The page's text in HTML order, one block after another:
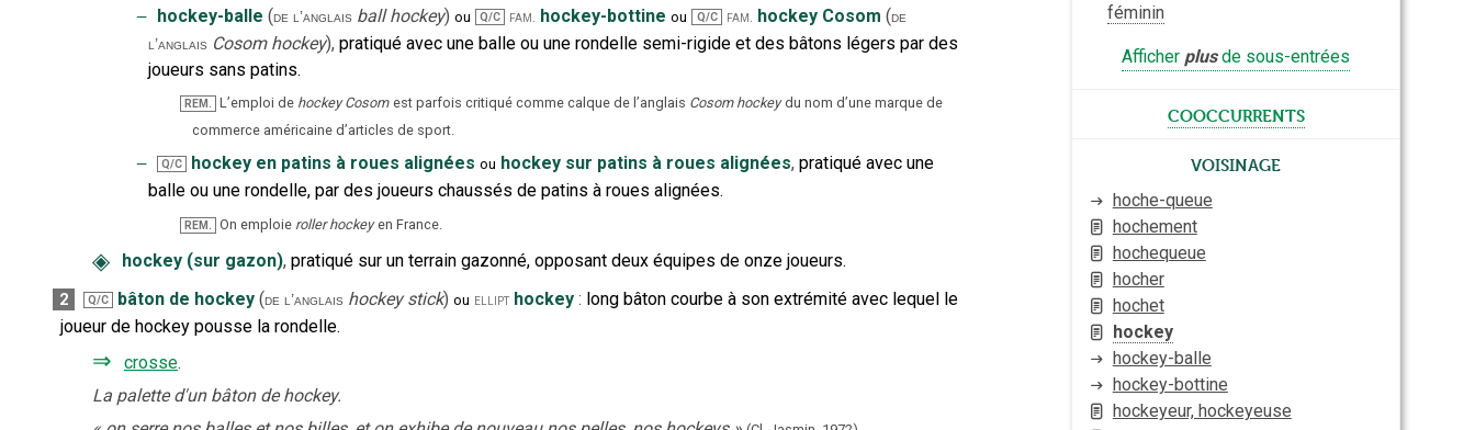
‒ hockey-balle (de l’anglais ball hockey) ou Q/C fam. hockey-bottine ou Q/C fam. hockey Cosom (de
l’anglais Cosom hockey), pratiqué avec une balle ou une rondelle semi-rigide et des bâtons légers par des
joueurs sans patins.
REM. L’emploi de hockey Cosom est parfois critiqué comme calque de l’anglais Cosom hockey du nom d’une marque de
commerce américaine d’articles de sport.
‒ Q/C hockey en patins à roues alignées ou hockey sur patins à roues alignées, pratiqué avec une
balle ou une rondelle, par des joueurs chaussés de patins à roues alignées.
REM. On emploie roller hockey en France.
◈ hockey (sur gazon), pratiqué sur un terrain gazonné, opposant deux équipes de onze joueurs.
2 Q/C bâton de hockey (de l’anglais hockey stick) ou ellipt hockey : long bâton courbe à son extrémité avec lequel le
joueur de hockey pousse la rondelle.
⇒ crosse.
La palette d'un bâton de hockey.
féminin
Afficher plusde sous-entrées
cooccurrents
Voisinage
hoche-queue
hochement
hochequeue
hocher
hochet
hockey
hockey-balle
hockey-bottine
hockeyeur, hockeyeuse